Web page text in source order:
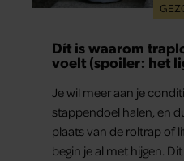
Dít is waarom
voelt (spoiler: het
Je wil meer aan je
stappendoel halen, en
plaats van de roltrap of
begin je al met hijgen.